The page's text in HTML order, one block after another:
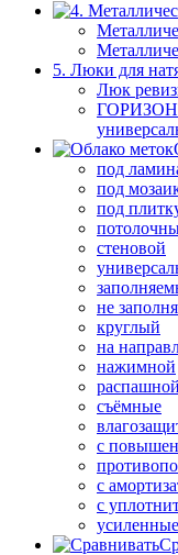
5. Люки для
Люк
под
под
под
стеновой
не
круглый
на
нажимной
распашной
съёмные
с
с
с
усиленные